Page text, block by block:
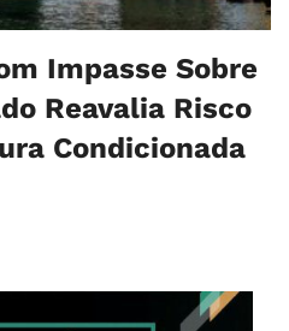
Impasse Sobre
Reavalia Risco
Condicionada